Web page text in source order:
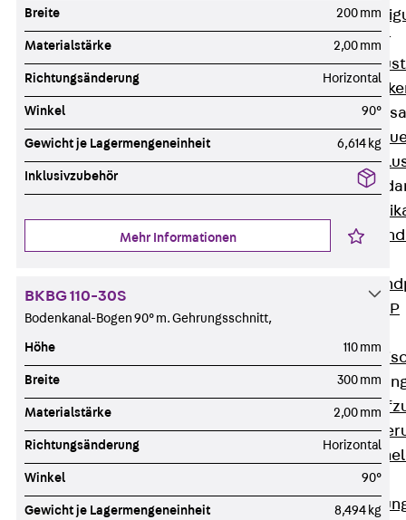
Brüstungsanker
Zurück
Zurück
Attika-
Windpost JWP
Zurück
Zurück
Breite 200 mm
Materialstärke 2,00 mm
Richtungsänderung Horizontal
Winkel 90°
Gewicht je Lagermengeneinheit 6,614 kg
Inklusivzubehör
Mehr Informationen
BKBG 110-30S
Bodenkanal-Bogen 90° m. Gehrungsschnitt,
Höhe 110 mm
Breite 300 mm
Materialstärke 2,00 mm
Richtungsänderung Horizontal
Winkel 90°
Gewicht je Lagermengeneinheit 8,494 kg